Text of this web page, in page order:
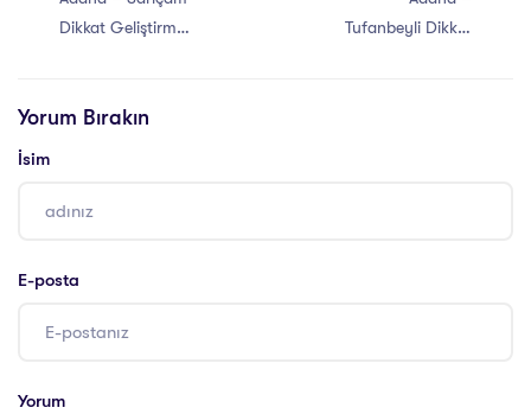
Dikkat Geliştirme
Tufanbeyli Dikkat
Yorum Bırakın
İsim
E-posta
Yorum